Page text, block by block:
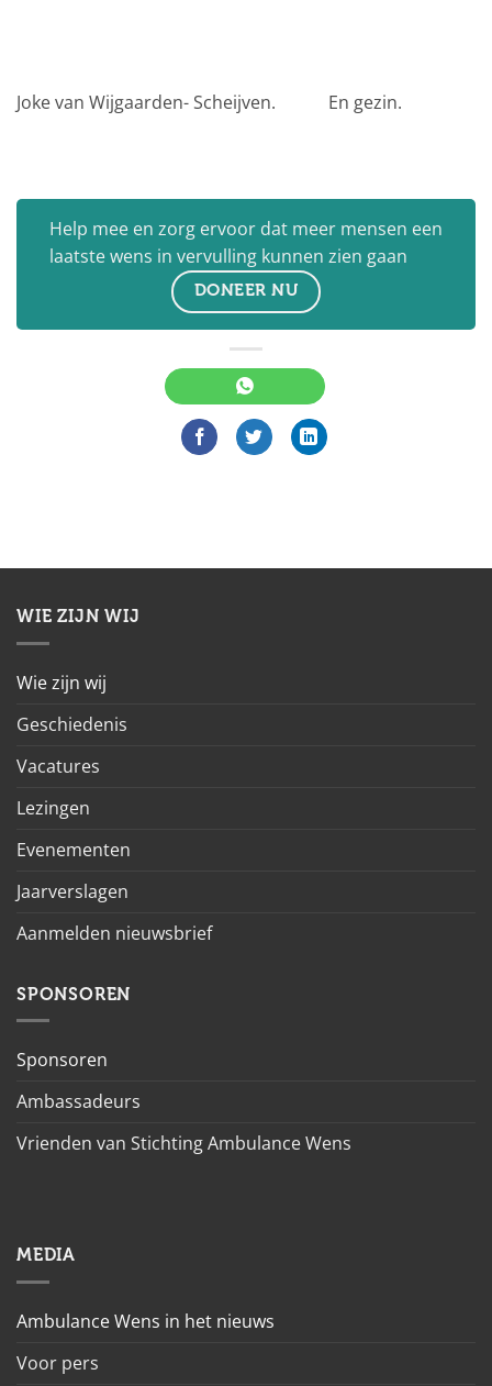
Joke van Wijgaarden- Scheijven. En gezin.
Help mee en zorg ervoor dat meer mensen een
laatste wens in vervulling kunnen zien gaan
DONEER NU
WIE ZIJN WIJ
Wie zijn wij
Geschiedenis
Vacatures
Lezingen
Evenementen
Jaarverslagen
Aanmelden nieuwsbrief
SPONSOREN
Sponsoren
Ambassadeurs
Vrienden van Stichting Ambulance Wens
MEDIA
Ambulance Wens in het nieuws
Voor pers